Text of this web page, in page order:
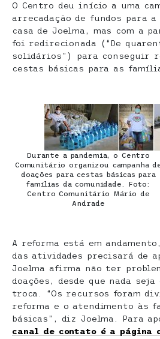
O Centro deu início a uma
arrecadação de fundos para
casa de Joelma, mas com a
foi redirecionada (“De
solidários”) para conseguir
cestas básicas para as
Durante a pandemia, o Centro
Comunitário organizou campanha
doações para cestas básicas para
famílias da comunidade. Foto:
Centro Comunitário Mário de
Andrade
A reforma está em
das atividades precisará de
Joelma afirma não ter
doações, desde que nada seja
troca. “Os recursos foram
reforma e o atendimento às
básicas”, diz Joelma. Para
canal de contato é a página